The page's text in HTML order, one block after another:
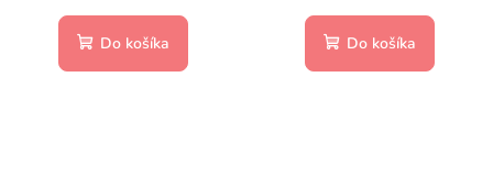
Do košíka Do košíka